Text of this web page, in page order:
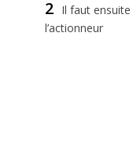
2
Il faut
l’actionneur